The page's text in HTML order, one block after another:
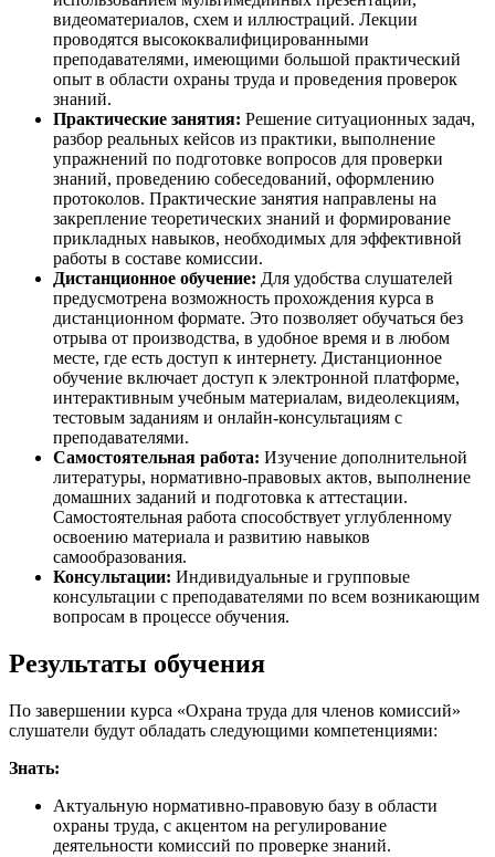
видеоматериалов, схем и иллюстраций. Лекции
проводятся высококвалифицированными
преподавателями, имеющими большой практический
опыт в области охраны труда и проведения проверок
знаний.
Практические занятия: Решение ситуационных задач,
разбор реальных кейсов из практики, выполнение
упражнений по подготовке вопросов для проверки
знаний, проведению собеседований, оформлению
протоколов. Практические занятия направлены на
закрепление теоретических знаний и формирование
прикладных навыков, необходимых для эффективной
работы в составе комиссии.
Дистанционное обучение: Для удобства слушателей
предусмотрена возможность прохождения курса в
дистанционном формате. Это позволяет обучаться без
отрыва от производства, в удобное время и в любом
месте, где есть доступ к интернету. Дистанционное
обучение включает доступ к электронной платформе,
интерактивным учебным материалам, видеолекциям,
тестовым заданиям и онлайн-консультациям с
преподавателями.
Самостоятельная работа: Изучение дополнительной
литературы, нормативно-правовых актов, выполнение
домашних заданий и подготовка к аттестации.
Самостоятельная работа способствует углубленному
освоению материала и развитию навыков
самообразования.
Консультации: Индивидуальные и групповые
консультации с преподавателями по всем возникающим
вопросам в процессе обучения.
Результаты обучения
По завершении курса «Охрана труда для членов комиссий»
слушатели будут обладать следующими компетенциями:
Знать:
Актуальную нормативно-правовую базу в области
охраны труда, с акцентом на регулирование
деятельности комиссий по проверке знаний.